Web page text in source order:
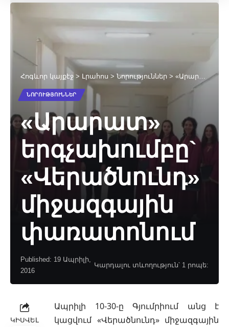
Հոգևոր կայքէջ > Լրահոս > Նորություններ > «Արարատ» երգչախումբը` «Վերածնունդ» միջազգային փառատոնում
ՆՈՐՈՒԹՅՈՒՆՆԵՐ
«Արարատ»
երգչախումբը`
«Վերածնունդ»
միջազգային
փառատոնում
Published: 19 Ապրիլի,
2016
Կարդալու տևողություն՝ 1 րոպե:
ԿԻՍՎԵԼ
Ապրիլի 10-30-ը Գյումրիում անց է
կացվում«Վերածնունդ» միջազգային